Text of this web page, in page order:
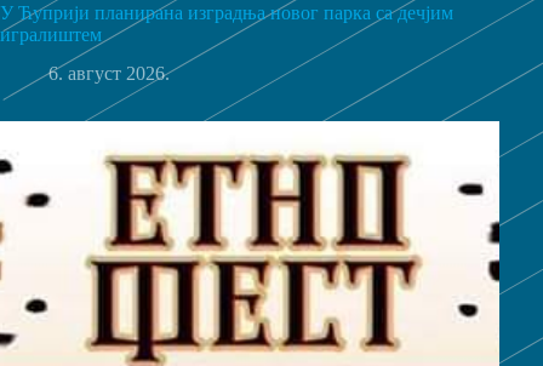
У Ћуприји планирана изградња новог парка са дечјим
игралиштем
6. август 2026.